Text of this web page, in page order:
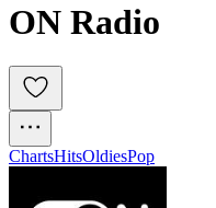
ON Radio
ChartsHitsOldiesPop